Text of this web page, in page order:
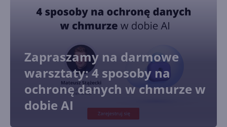
Zapraszamy na darmowe
warsztaty: 4 sposoby na
ochronę danych w chmurze w
dobie AI